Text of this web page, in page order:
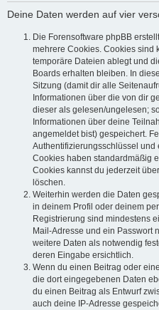
Deine Daten werden auf vier
Die Forensoftware phpBB
mehrere Cookies. Cookies sind
temporäre Dateien ablegt und
Boards erhalten bleiben. In
Sitzung (damit dir alle
Informationen über die von dir
dieser als gelesen/ungelesen;
Informationen über deine
angemeldet bist) gespeichert.
Authentifizierungsschlüssel und
Cookies haben standardmäßig
Cookies kannst du jederzeit
löschen.
Weiterhin werden die Daten
in deinem Profil oder deinem
Registrierung sind mindestens
Mail-Adresse und ein Passwort
weitere Daten als notwendig
deren Eingabe ersichtlich.
Wenn du einen Beitrag oder
die dort eingegebenen Daten
du einen Beitrag als Entwurf
auch deine IP-Adresse